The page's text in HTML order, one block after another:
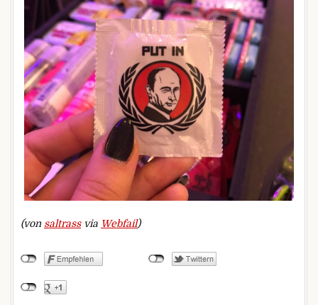
(von saltrassvia Webfail)